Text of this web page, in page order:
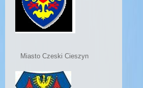
Miasto Czeski Cieszyn